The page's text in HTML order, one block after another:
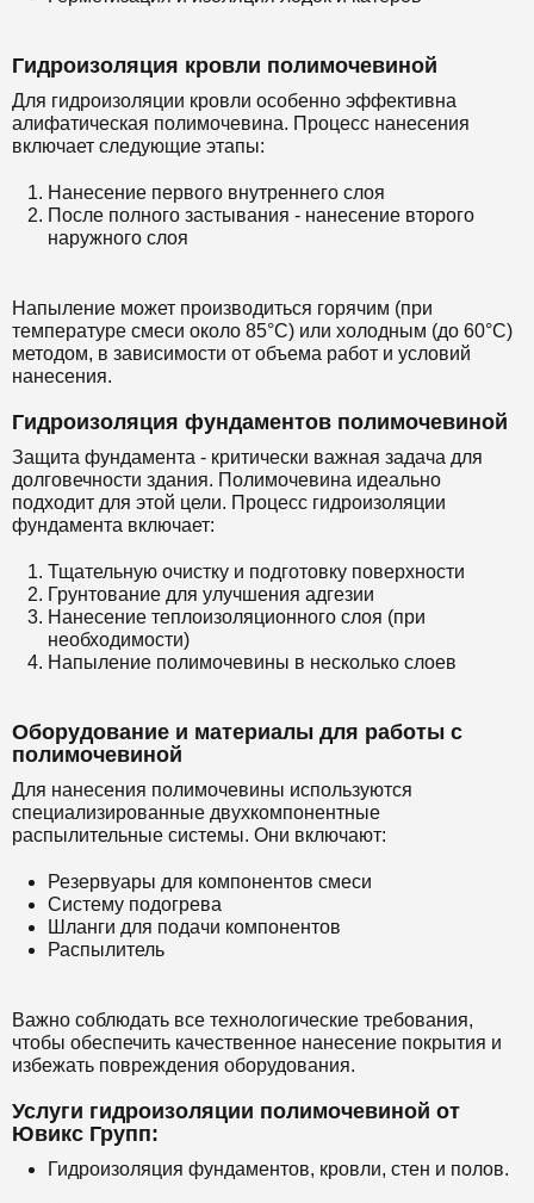
Гидроизоляция кровли полимочевиной
Для гидроизоляции кровли особенно эффективна
алифатическая полимочевина. Процесс нанесения
включает следующие этапы:
Нанесение первого внутреннего слоя
После полного застывания - нанесение второго
наружного слоя
Напыление может производиться горячим (при
температуре смеси около 85°C) или холодным (до 60°C)
методом, в зависимости от объема работ и условий
нанесения.
Гидроизоляция фундаментов полимочевиной
Защита фундамента - критически важная задача для
долговечности здания. Полимочевина идеально
подходит для этой цели. Процесс гидроизоляции
фундамента включает:
Тщательную очистку и подготовку поверхности
Грунтование для улучшения адгезии
Нанесение теплоизоляционного слоя (при
необходимости)
Напыление полимочевины в несколько слоев
Оборудование и материалы для работы с
полимочевиной
Для нанесения полимочевины используются
специализированные двухкомпонентные
распылительные системы. Они включают:
Резервуары для компонентов смеси
Систему подогрева
Шланги для подачи компонентов
Распылитель
Важно соблюдать все технологические требования,
чтобы обеспечить качественное нанесение покрытия и
избежать повреждения оборудования.
Услуги гидроизоляции полимочевиной от
Ювикс Групп:
Гидроизоляция фундаментов, кровли, стен и полов.